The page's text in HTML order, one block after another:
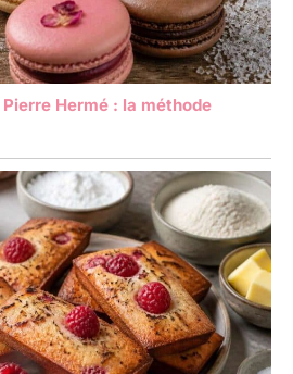
Hermé : la méthode